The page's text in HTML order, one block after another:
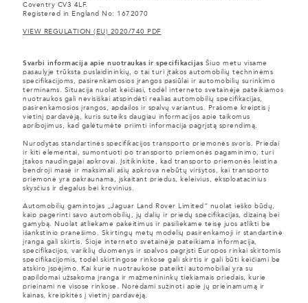
Coventry CV3 4LF.
Registered in England No: 1672070
VIEW REGULATION (EU) 2020/740 PDF
Svarbi informacija apie nuotraukas ir specifikacijasŠiuo metu visame
pasaulyje trūksta puslaidininkių, o tai turi įtakos automobilių techninėms
specifikacijoms, pasirenkamosios įrangos pasiūlai ir automobilių surinkimo
terminams. Situacija nuolat keičiasi, todėl interneto svetainėje pateikiamos
nuotraukos gali nevisiškai atspindėti realias automobilių specifikacijas,
pasirenkamosios įrangos, apdailos ir spalvų variantus. Prašome kreiptis į
vietinį pardavėją, kuris suteiks daugiau informacijos apie taikomus
apribojimus, kad galėtumėte priimti informacija pagrįstą sprendimą.
Nurodytas standartinės specifikacijos transporto priemonės svoris. Priedai
ir kiti elementai, sumontuoti po transporto priemonės pagaminimo, turi
įtakos naudingajai apkrovai. Įsitikinkite, kad transporto priemonės leistina
bendroji masė ir maksimali ašių apkrova nebūtų viršytos, kai transporto
priemonė yra pakraunama, įskaitant priedus, keleivius, eksploatacinius
skysčius ir degalus bei krovinius.
Automobilių gamintojas „Jaguar Land Rover Limited“ nuolat ieško būdų,
kaip pagerinti savo automobilių, jų dalių ir priedų specifikacijas, dizainą bei
gamybą. Nuolat atliekame pakeitimus ir pasiliekame teisę juos atlikti be
išankstinio pranešimo. Skirtingų metų modelių pasirenkamoji ir standartinė
įranga gali skirtis. Šioje interneto svetainėje pateikiama informacija,
specifikacijos, variklių duomenys ir spalvos pagrįsti Europos rinkai skirtomis
specifikacijomis, todėl skirtingose rinkose gali skirtis ir gali būti keičiami be
atskiro įspėjimo. Kai kurie nuotraukose pateikti automobiliai yra su
papildomai užsakoma įranga ir mažmenininkų tiekiamais priedais, kurie
prieinami ne visose rinkose. Norėdami sužinoti apie jų prieinamumą ir
kainas, kreipkitės į vietinį pardavėją.